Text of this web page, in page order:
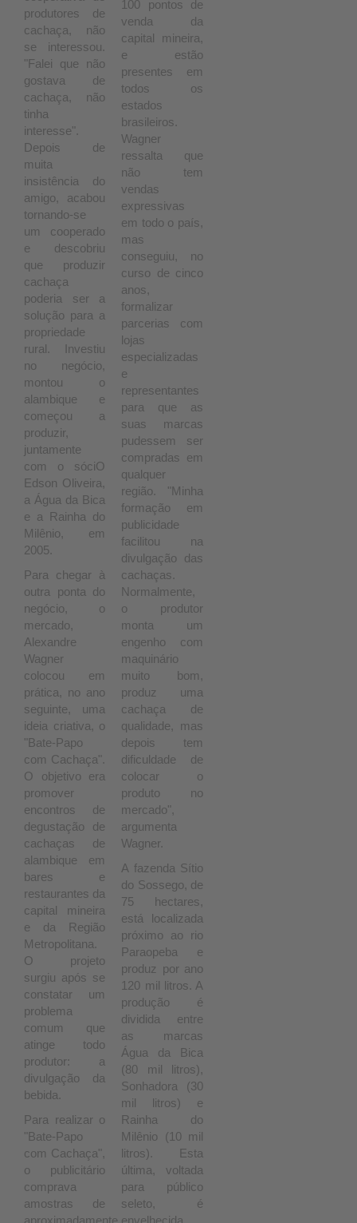
produtores de
cachaça, não
se interessou.
"Falei que não
gostava de
cachaça, não
tinha
interesse".
Depois de
muita
insistência do
amigo, acabou
tornando-se
um cooperado
e descobriu
que produzir
cachaça
poderia ser a
solução para a
propriedade
rural. Investiu
no negócio,
montou o
alambique e
começou a
produzir,
juntamente
com o sóciO
Edson Oliveira,
a Água da Bica
e a Rainha do
Milênio, em
2005.
Para chegar à
outra ponta do
negócio, o
mercado,
Alexandre
Wagner
colocou em
prática, no ano
seguinte, uma
ideia criativa, o
"Bate-Papo
com Cachaça".
O objetivo era
promover
encontros de
degustação de
cachaças de
alambique em
bares e
restaurantes da
capital mineira
e da Região
Metropolitana.
O projeto
surgiu após se
constatar um
problema
comum que
atinge todo
produtor: a
divulgação da
bebida.
Para realizar o
"Bate-Papo
com Cachaça",
o publicitário
comprava
amostras de
100 pontos de
venda da
capital mineira,
e estão
presentes em
todos os
estados
brasileiros.
Wagner
ressalta que
não tem
vendas
expressivas
em todo o país,
mas
conseguiu, no
curso de cinco
anos,
formalizar
parcerias com
lojas
especializadas
e
representantes
para que as
suas marcas
pudessem ser
compradas em
qualquer
região. "Minha
formação em
publicidade
facilitou na
divulgação das
cachaças.
Normalmente,
o produtor
monta um
engenho com
maquinário
muito bom,
produz uma
cachaça de
qualidade, mas
depois tem
dificuldade de
colocar o
produto no
mercado",
argumenta
Wagner.
A fazenda Sítio
do Sossego, de
75 hectares,
está localizada
próximo ao rio
Paraopeba e
produz por ano
120 mil litros. A
produção é
dividida entre
as marcas
Água da Bica
(80 mil litros),
Sonhadora (30
mil litros) e
Rainha do
Milênio (10 mil
litros). Esta
última, voltada
para público
seleto, é